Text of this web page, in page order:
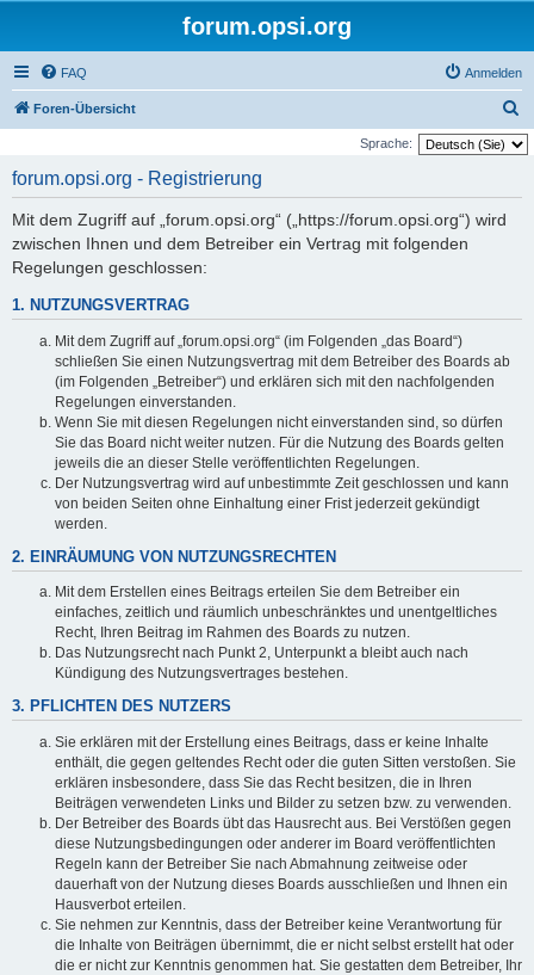
forum.opsi.org
FAQ Anmelden
Foren-Übersicht
u
Sprache:
forum.opsi.org - Registrierung
Mit dem Zugriff auf „forum.opsi.org“ („https://forum.opsi.org“) wird
zwischen Ihnen und dem Betreiber ein Vertrag mit folgenden
Regelungen geschlossen:
1. NUTZUNGSVERTRAG
Mit dem Zugriff auf „forum.opsi.org“ (im Folgenden „das Board“)
schließen Sie einen Nutzungsvertrag mit dem Betreiber des Boards ab
(im Folgenden „Betreiber“) und erklären sich mit den nachfolgenden
Regelungen einverstanden.
Wenn Sie mit diesen Regelungen nicht einverstanden sind, so dürfen
Sie das Board nicht weiter nutzen. Für die Nutzung des Boards gelten
jeweils die an dieser Stelle veröffentlichten Regelungen.
Der Nutzungsvertrag wird auf unbestimmte Zeit geschlossen und kann
von beiden Seiten ohne Einhaltung einer Frist jederzeit gekündigt
werden.
2. EINRÄUMUNG VON NUTZUNGSRECHTEN
Mit dem Erstellen eines Beitrags erteilen Sie dem Betreiber ein
einfaches, zeitlich und räumlich unbeschränktes und unentgeltliches
Recht, Ihren Beitrag im Rahmen des Boards zu nutzen.
Das Nutzungsrecht nach Punkt 2, Unterpunkt a bleibt auch nach
Kündigung des Nutzungsvertrages bestehen.
3. PFLICHTEN DES NUTZERS
Sie erklären mit der Erstellung eines Beitrags, dass er keine Inhalte
enthält, die gegen geltendes Recht oder die guten Sitten verstoßen. Sie
erklären insbesondere, dass Sie das Recht besitzen, die in Ihren
Beiträgen verwendeten Links und Bilder zu setzen bzw. zu verwenden.
Der Betreiber des Boards übt das Hausrecht aus. Bei Verstößen gegen
diese Nutzungsbedingungen oder anderer im Board veröffentlichten
Regeln kann der Betreiber Sie nach Abmahnung zeitweise oder
dauerhaft von der Nutzung dieses Boards ausschließen und Ihnen ein
Hausverbot erteilen.
Sie nehmen zur Kenntnis, dass der Betreiber keine Verantwortung für
die Inhalte von Beiträgen übernimmt, die er nicht selbst erstellt hat oder
die er nicht zur Kenntnis genommen hat. Sie gestatten dem Betreiber, Ihr